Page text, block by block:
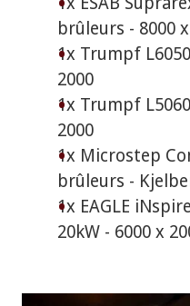
brûleurs - 8000
1x Trumpf
2000
1x Trumpf
2000
1x Microstep
brûleurs -
1x EAGLE
20kW - 6000 x